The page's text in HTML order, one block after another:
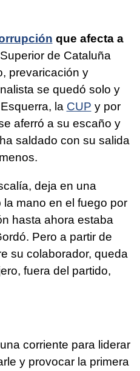
que afecta a
de Cataluña
prevaricación y
se quedó solo y
la CUP y por
aferró a su escaño y
saldado con su salida
deja en una
mano en el fuego por
hasta ahora estaba
Pero a partir de
su colaborador, queda
fuera del partido,
corriente para liderar
y provocar la primera